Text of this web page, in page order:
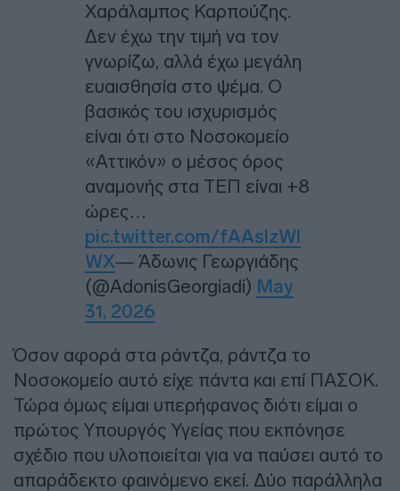
Χαράλαμπος Καρπούζης.
Δεν έχω την τιμή να τον
γνωρίζω, αλλά έχω μεγάλη
ευαισθησία στο ψέμα. Ο
βασικός του ισχυρισμός
είναι ότι στο Νοσοκομείο
«Αττικόν» ο μέσος όρος
αναμονής στα ΤΕΠ είναι +8
ώρες…
pic.twitter.com/fAAslzWl
WX— Άδωνις Γεωργιάδης
(@AdonisGeorgiadi) May
31, 2026
Όσον αφορά στα ράντζα, ράντζα το
Νοσοκομείο αυτό είχε πάντα και επί ΠΑΣΟΚ.
Τώρα όμως είμαι υπερήφανος διότι είμαι ο
πρώτος Υπουργός Υγείας που εκπόνησε
σχέδιο που υλοποιείται για να παύσει αυτό το
απαράδεκτο φαινόμενο εκεί. Δύο παράλληλα